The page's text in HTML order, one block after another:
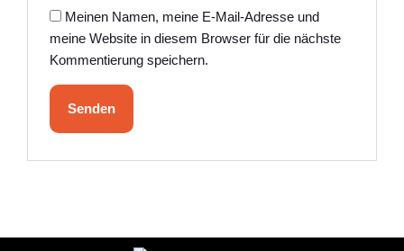
Meinen Namen, meine E-Mail-Adresse und
meine Website in diesem Browser für die nächste
Kommentierung speichern.